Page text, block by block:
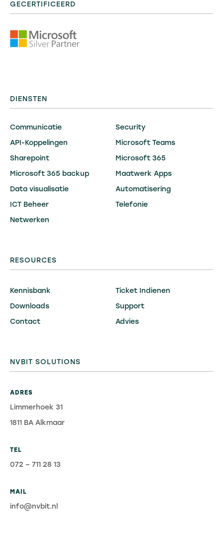
GECERTIFICEERD
DIENSTEN
Communicatie
Security
API-Koppelingen
Microsoft Teams
Sharepoint
Microsoft 365
Microsoft 365 backup
Maatwerk Apps
Data visualisatie
Automatisering
ICT Beheer
Telefonie
Netwerken
RESOURCES
Kennisbank
Downloads
Contact
Ticket Indienen
Support
Advies
NVBIT SOLUTIONS
ADRES
Limmerhoek 31
1811 BA Alkmaar
TEL
072 – 711 28 13
MAIL
info@nvbit.nl